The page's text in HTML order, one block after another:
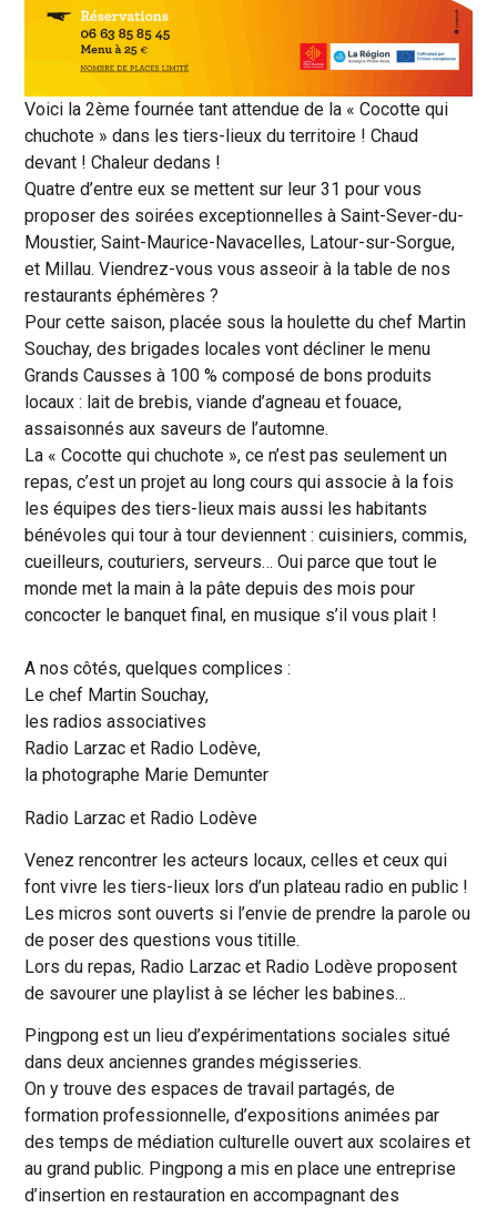
Voici la 2ème fournée tant attendue de la « Cocotte qui
chuchote » dans les tiers-lieux du territoire ! Chaud
devant ! Chaleur dedans !
Quatre d’entre eux se mettent sur leur 31 pour vous
proposer des soirées exceptionnelles à Saint-Sever-du-
Moustier, Saint-Maurice-Navacelles, Latour-sur-Sorgue,
et Millau. Viendrez-vous vous asseoir à la table de nos
restaurants éphémères ?
Pour cette saison, placée sous la houlette du chef Martin
Souchay, des brigades locales vont décliner le menu
Grands Causses à 100 % composé de bons produits
locaux : lait de brebis, viande d’agneau et fouace,
assaisonnés aux saveurs de l’automne.
La « Cocotte qui chuchote », ce n’est pas seulement un
repas, c’est un projet au long cours qui associe à la fois
les équipes des tiers-lieux mais aussi les habitants
bénévoles qui tour à tour deviennent : cuisiniers, commis,
cueilleurs, couturiers, serveurs… Oui parce que tout le
monde met la main à la pâte depuis des mois pour
concocter le banquet final, en musique s’il vous plait !
A nos côtés, quelques complices :
Le chef Martin Souchay,
les radios associatives
Radio Larzac et Radio Lodève,
la photographe Marie Demunter
Radio Larzac et Radio Lodève
Venez rencontrer les acteurs locaux, celles et ceux qui
font vivre les tiers-lieux lors d’un plateau radio en public !
Les micros sont ouverts si l’envie de prendre la parole ou
de poser des questions vous titille.
Lors du repas, Radio Larzac et Radio Lodève proposent
de savourer une playlist à se lécher les babines…
Pingpong est un lieu d’expérimentations sociales situé
dans deux anciennes grandes mégisseries.
On y trouve des espaces de travail partagés, de
formation professionnelle, d’expositions animées par
des temps de médiation culturelle ouvert aux scolaires et
au grand public. Pingpong a mis en place une entreprise
d’insertion en restauration en accompagnant des